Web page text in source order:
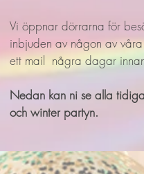
Vi öppnar dörrarna för
inbjuden av någon av
ett mail några dagar
Nedan kan ni se alla
och winter partyn.